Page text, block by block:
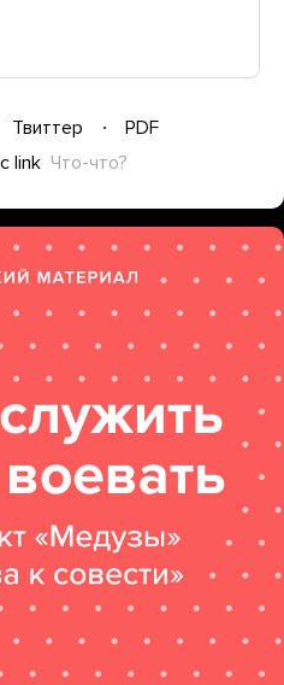
Твиттер
PDF
link Что-что?